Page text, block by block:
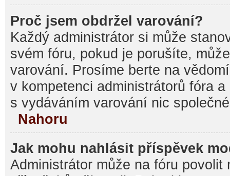
Proč jsem obdržel varování?
Každý administrátor si může
svém fóru, pokud je porušíte,
varování. Prosíme berte na
v kompetenci administrátorů fóra
s vydáváním varování nic
Nahoru
Jak mohu nahlásit příspěvek
Administrátor může na fóru povolit